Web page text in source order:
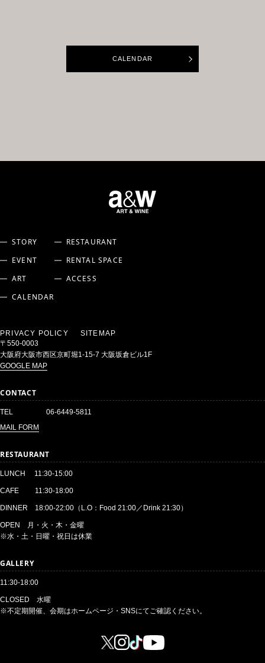
CALENDAR
STORY
EVENT
ART
CALENDAR
RESTAURANT
RENTAL SPACE
ACCESS
PRIVACY POLICY
SITEMAP
〒550-0003
大阪府大阪市西区京町堀1-15-7 大阪坂倉ビル1F
GOOGLE MAP
CONTACT
TEL
06-6449-5811
MAIL FORM
RESTAURANT
LUNCH 11:30-15:00
CAFE 11:30-18:00
DINNER 18:00-22:00（L.O：Food 21:00／Drink 21:30）
OPEN 月・火・木・金曜
※水・土・日曜・祝日は休業
GALLERY
11:30-18:00
CLOSED 水曜
※不定期開催、会期はホームページ・SNSにてご確認ください。